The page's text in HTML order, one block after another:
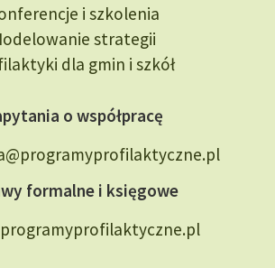
i szkolenia
strategii
dla gmin i szkół
o współpracę
formalne i księgowe